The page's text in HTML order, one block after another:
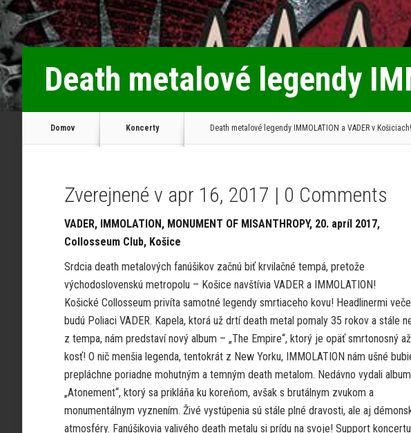
Death metalové legendy
Domov Koncerty Death metalové legendy IMMOLATION a VADER v Košiciach!
Zverejnené v apr 16, 2017 | 0 Comments
VADER, IMMOLATION, MONUMENT OF MISANTHROPY, 20. apríl 2017,
Collosseum Club, Košice
Srdcia death metalových fanúšikov začnú biť krvilačné tempá, pretože
východoslovenskú metropolu – Košice navštívia VADER a IMMOLATION!
Košické Collosseum privíta samotné legendy smrtiaceho kovu! Headlinermi
budú Poliaci VADER. Kapela, ktorá už drtí death metal pomaly 35 rokov a stále
z tempa, nám predstaví nový album – „The Empire“, ktorý je opäť smrtonosný
kosť! O nič menšia legenda, tentokrát z New Yorku, IMMOLATION nám ušné
prepláchne poriadne mohutným a temným death metalom. Nedávno vydali album
„Atonement“, ktorý sa prikláňa ku koreňom, avšak s brutálnym zvukom a
monumentálnym vyznením. Živé vystúpenia sú stále plné dravosti, ale aj
atmosféry. Fanúšikovia valivého death metalu si prídu na svoje! Support